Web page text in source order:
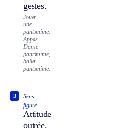
gestes.
Jouer
une
pantomime.
Appos.
Danse
pantomime,
ballet
pantomime.
Sens
figuré.
Attitude
outrée.
3